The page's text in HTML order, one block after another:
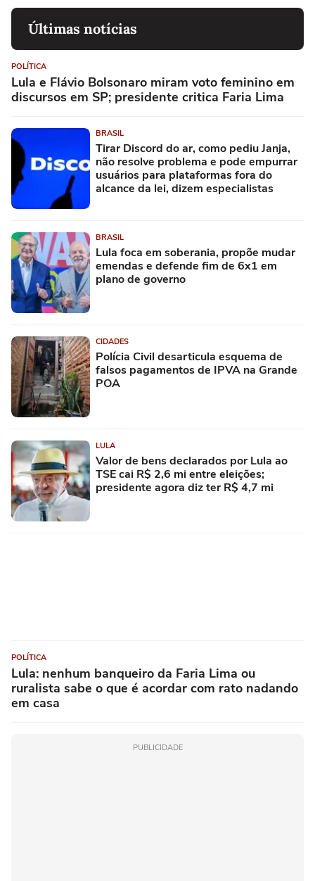
Últimas notícias
POLÍTICA
Lula e Flávio Bolsonaro miram voto feminino em
discursos em SP; presidente critica Faria Lima
BRASIL
Tirar Discord do ar, como pediu Janja,
não resolve problema e pode empurrar
usuários para plataformas fora do
alcance da lei, dizem especialistas
BRASIL
Lula foca em soberania, propõe mudar
emendas e defende fim de 6x1 em
plano de governo
CIDADES
Polícia Civil desarticula esquema de
falsos pagamentos de IPVA na Grande
POA
LULA
Valor de bens declarados por Lula ao
TSE cai R$ 2,6 mi entre eleições;
presidente agora diz ter R$ 4,7 mi
POLÍTICA
Lula: nenhum banqueiro da Faria Lima ou
ruralista sabe o que é acordar com rato nadando
em casa
PUBLICIDADE